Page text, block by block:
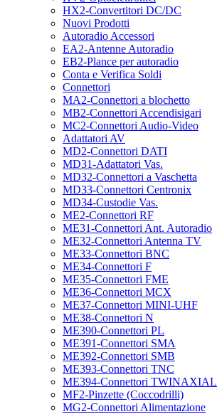
HX2-Convertitori DC/DC
Nuovi Prodotti
Autoradio Accessori
EA2-Antenne Autoradio
EB2-Plance per autoradio
Conta e Verifica Soldi
Connettori
MA2-Connettori a blochetto
MB2-Connettori Accendisigari
MC2-Connettori Audio-Video
Adattatori AV
MD2-Connettori DATI
MD31-Adattatori Vas.
MD32-Connettori a Vaschetta
MD33-Connettori Centronix
MD34-Custodie Vas.
ME2-Connettori RF
ME31-Connettori Ant. Autoradio
ME32-Connettori Antenna TV
ME33-Connettori BNC
ME34-Connettori F
ME35-Connettori FME
ME36-Connettori MCX
ME37-Connettori MINI-UHF
ME38-Connettori N
ME390-Connettori PL
ME391-Connettori SMA
ME392-Connettori SMB
ME393-Connettori TNC
ME394-Connettori TWINAXIAL
MF2-Pinzette (Coccodrilli)
MG2-Connettori Alimentazione